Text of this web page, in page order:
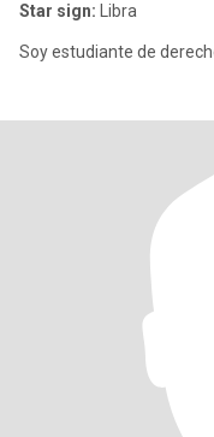
Star sign: Libra
Soy estudiante de